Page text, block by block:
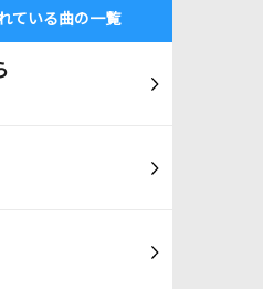
ている曲の一覧